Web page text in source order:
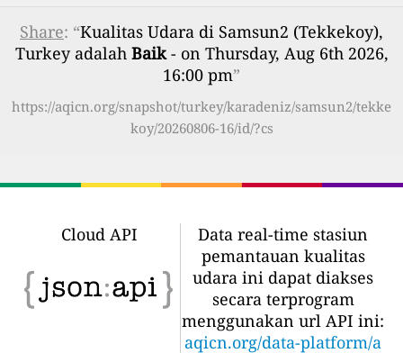
Share: “Kualitas Udara di Samsun2 (Tekkekoy),
Turkey adalah Baik- on Thursday, Aug 6th 2026,
16:00 pm”
https://aqicn.org/snapshot/turkey/karadeniz/samsun2/tekke
koy/20260806-16/id/?cs
Cloud API
Data real-time stasiun
pemantauan kualitas
udara ini dapat diakses
secara terprogram
menggunakan url API ini:
aqicn.org/data-platform/a